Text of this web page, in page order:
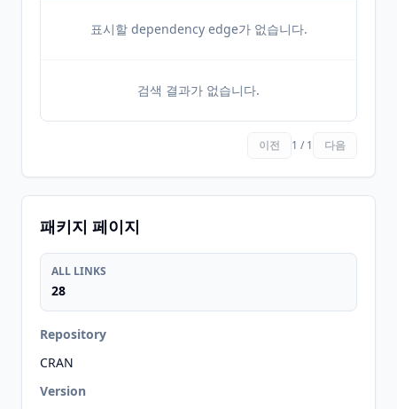
표시할 dependency edge가 없습니다.
검색 결과가 없습니다.
이전 1 / 1 다음
패키지 페이지
ALL LINKS
28
Repository
CRAN
Version